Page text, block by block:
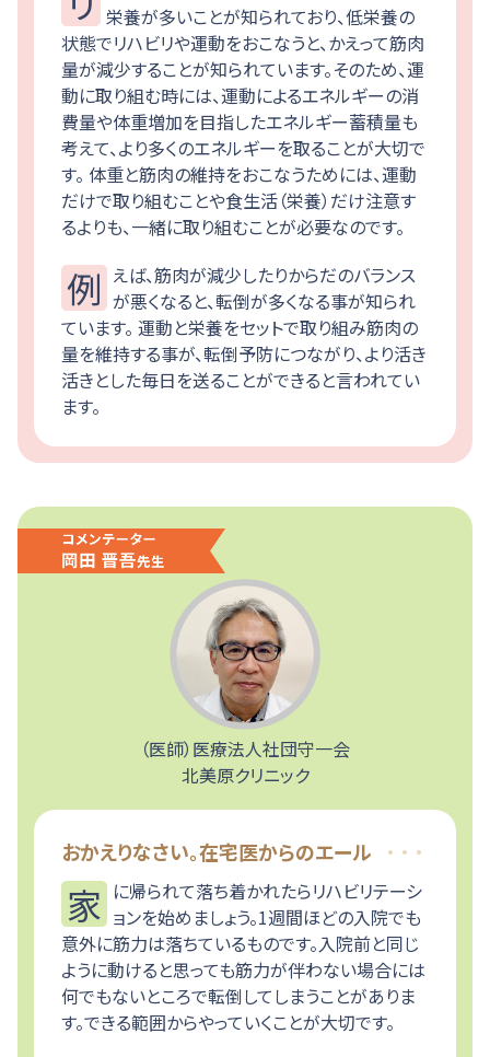
栄養が多いことが知られており、低栄養の
状態でリハビリや運動をおこなうと、かえって筋肉
量が減少することが知られています。そのため、運
動に取り組む時には、運動によるエネルギーの消
費量や体重増加を目指したエネルギー蓄積量も
考えて、より多くのエネルギーを取ることが大切で
す。 体重と筋肉の維持をおこなうためには、運動
だけで取り組むことや食生活（栄養）だけ注意す
るよりも、一緒に取り組むことが必要なのです。
例えば、筋肉が減少したりからだのバランス が悪くなると、転倒が多くなる事が知られ
ています。 運動と栄養をセットで取り組み筋肉の
量を維持する事が、転倒予防につながり、より活き
活きとした毎日を送ることができると言われてい
ます。
（医師）医療法人社団守一会
北美原クリニック
おかえりなさい。在宅医からのエール
家に帰られて落ち着かれたらリハビリテーシ ョンを始めましょう。1週間ほどの入院でも
意外に筋力は落ちているものです。入院前と同じ
ように動けると思っても筋力が伴わない場合には
何でもないところで転倒してしまうことがありま
す。できる範囲からやっていくことが大切です。